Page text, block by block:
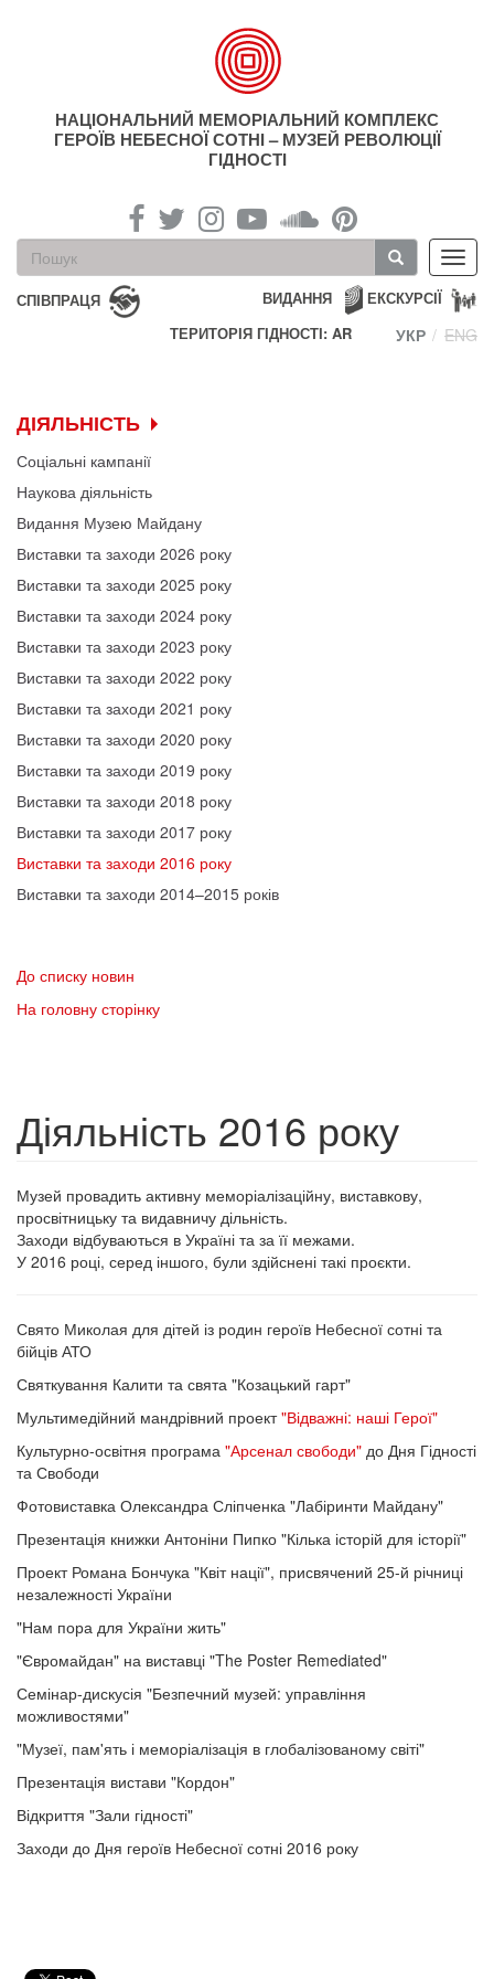
НАЦІОНАЛЬНИЙ МЕМОРІАЛЬНИЙ КОМПЛЕКС
ГЕРОЇВ НЕБЕСНОЇ СОТНІ – МУЗЕЙ РЕВОЛЮЦІЇ
ГІДНОСТІ
Пошукова
форма
Пошук
СПІВПРАЦЯ ЕКСКУРСІЇ
ВИДАННЯ
ТЕРИТОРІЯ ГІДНОСТІ: AR
УКР ENG
ДІЯЛЬНІСТЬ
Соціальні кампанії
Наукова діяльність
Видання Музею Майдану
Виставки та заходи 2026 року
Виставки та заходи 2025 року
Виставки та заходи 2024 року
Виставки та заходи 2023 року
Виставки та заходи 2022 року
Виставки та заходи 2021 року
Виставки та заходи 2020 року
Виставки та заходи 2019 року
Виставки та заходи 2018 року
Виставки та заходи 2017 року
Виставки та заходи 2016 року
Виставки та заходи 2014–2015 років
До списку новин
На головну сторінку
Діяльність 2016 року
Музей провадить активну меморіалізаційну, виставкову,
просвітницьку та видавничу дільність.
Заходи відбуваються в Україні та за її межами.
У 2016 році, серед іншого, були здійснені такі проєкти.
Свято Миколая для дітей із родин героїв Небесної сотні та
бійців АТО
Святкування Калити та свята "Козацький гарт"
Мультимедійний мандрівний проект"Відважні: наші Герої"
Культурно-освітня програма "Арсенал свободи" до Дня Гідності
та Свободи
Фотовиставка Олександра Сліпченка "Лабіринти Майдану"
Презентація книжки Антоніни Пипко "Кілька історій для історії"
Проект Романа Бончука "Квіт нації", присвячений 25-й річниці
незалежності України
"Нам пора для України жить"
"Євромайдан" на виставці "The Poster Remediated"
Семінар-дискусія "Безпечний музей: управління
можливостями"
"Музеї, пам'ять і меморіалізація в глобалізованому світі"
Презентація вистави "Кордон"
Відкриття "Зали гідності"
Заходи до Дня героїв Небесної сотні 2016 року